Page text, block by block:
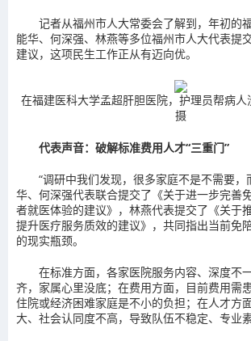
记者从福州市人大常委会了解到，年初的
能华、何深强、林燕等多位福州市人大代表提
建议，这项民生工作正从有迈向优。
在福建医科大学孟超肝胆医院，护理员帮病人
摄
代表声音： 破解标准费用人才“三重门”
“调研中我们发现，很多家庭不是不需要，
华、何深强代表联合提交了《关于进一步完善
者就医体验的建议》，林燕代表提交了《关于
提升医疗服务质效的建议》，共同指出当前免
的现实瓶颈。
在标准方面，各家医院服务内容、深度不
齐，家属心里没底；在费用方面，目前费用需
住院或经济困难家庭是不小的负担；在人才方
大、社会认同度不高，导致队伍不稳定、专业